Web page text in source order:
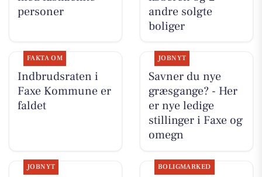
personer
andre solgte
boliger
FAKTA OM
Indbrudsraten i
Faxe Kommune er
faldet
JOBNYT
Savner du nye
græsgange? - Her
er nye ledige
stillinger i Faxe og
omegn
JOBNYT BOLIGMARKED